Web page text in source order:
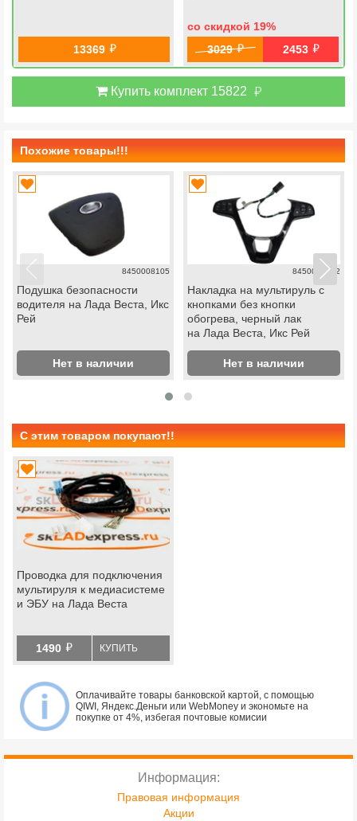
13369 й
со скидкой 19%
3029 й 2453 й
Купить комплект 15822 й
Похожие товары!!!
8450008105
Подушка безопасности
водителя на Лада Веста, Икс
Рей
Нет в наличии
8450006832
Накладка на мультируль с
кнопками без кнопки
обогрева, черный лак
на Лада Веста, Икс Рей
Нет в наличии
С этим товаром покупают!!
Проводка для подключения
мультируля к медиасистеме
и ЭБУ на Лада Веста
1490 й КУПИТЬ
Оплачивайте товары банковской картой, с помощью
QIWI, Яндекс.Деньги или WebMoney и экономьте на
покупке от 4%, избегая почтовые комисии
Информация:
Правовая информация
Акции